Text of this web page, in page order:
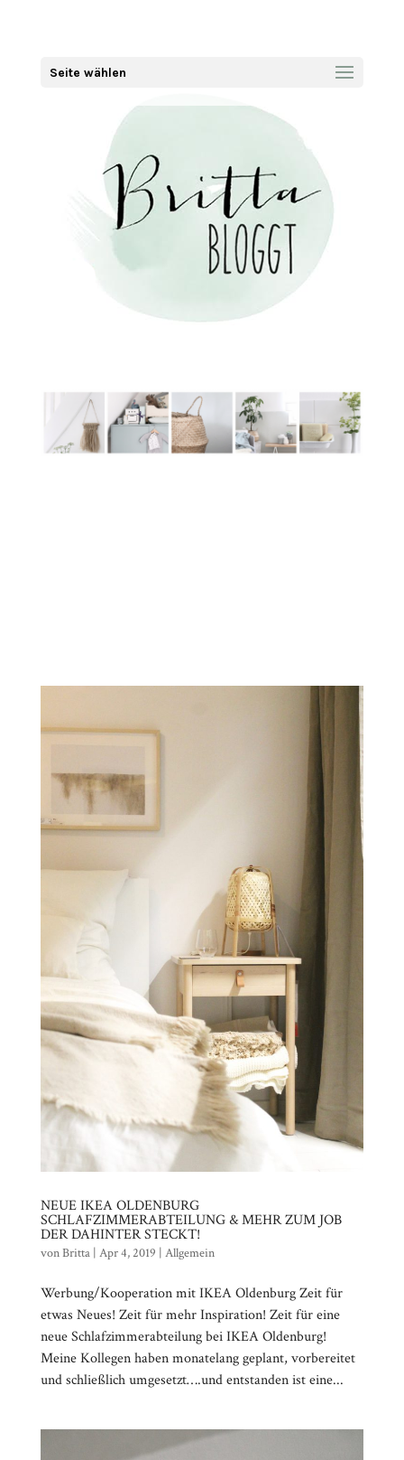
Seite wählen
NEUE IKEA OLDENBURG
SCHLAFZIMMERABTEILUNG & MEHR ZUM JOB
DER DAHINTER STECKT!
vonBritta| Apr 4, 2019 | Allgemein
Werbung/Kooperation mit IKEA Oldenburg Zeit für
etwas Neues! Zeit für mehr Inspiration! Zeit für eine
neue Schlafzimmerabteilung bei IKEA Oldenburg!
Meine Kollegen haben monatelang geplant, vorbereitet
und schließlich umgesetzt….und entstanden ist eine...